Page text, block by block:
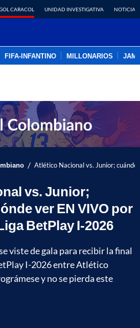
CARACOL UNIDAD INVESTIGATIVA NOTICIAS
FIFA-INFANTINO MILLONARIOS
/ Atlético Nacional vs. Junior;
vs. Junior;
ver EN VIVO por
BetPlay I-2026
viste de gala para recibir la final
I-2026 entre Atlético
y no se pierda este